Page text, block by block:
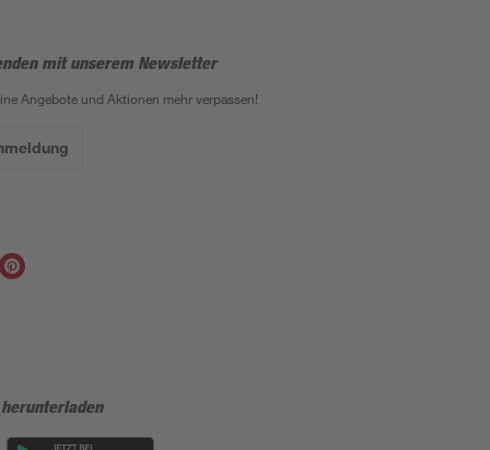
mit unserem Newsletter
Angebote und Aktionen mehr verpassen!